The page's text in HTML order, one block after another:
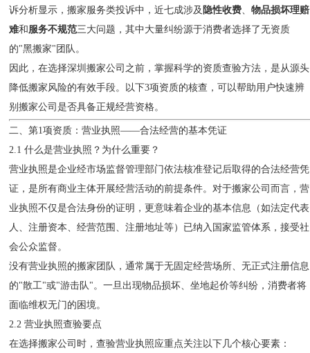
诉分析显示，搬家服务类投诉中，近七成涉及 隐性收费、物品损坏理赔
难和 服务不规范三大问题，其中大量纠纷源于消费者选择了无资质
的"黑搬家"团队。
因此，在选择深圳搬家公司之前，掌握科学的资质查验方法，是从源头
降低搬家风险的有效手段。以下3项资质的核查，可以帮助用户快速辨
别搬家公司是否具备正规经营资格。
二、第1项资质：营业执照——合法经营的基本凭证
2.1 什么是营业执照？为什么重要？
营业执照是企业经市场监督管理部门依法核准登记后取得的合法经营凭
证，是所有商业主体开展经营活动的前提条件。对于搬家公司而言，营
业执照不仅是合法身份的证明，更意味着企业的基本信息（如法定代表
人、注册资本、经营范围、注册地址等）已纳入国家监管体系，接受社
会公众监督。
没有营业执照的搬家团队，通常属于无固定经营场所、无正式注册信息
的"散工"或"游击队"。一旦出现物品损坏、坐地起价等纠纷，消费者将
面临维权无门的困境。
2.2 营业执照查验要点
在选择搬家公司时，查验营业执照应重点关注以下几个核心要素：